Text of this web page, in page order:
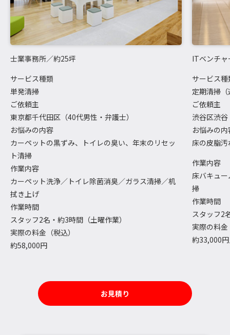
士業事務所／約25坪
サービス種類
単発清掃
ご依頼主
東京都千代田区（40代男性・弁護士）
お悩みの内容
カーペットの黒ずみ、トイレの臭い、年末のリセッ
ト清掃
作業内容
カーペット洗浄／トイレ除菌消臭／ガラス清掃／机
拭き上げ
作業時間
スタッフ2名・約3時間（土曜作業）
実際の料金（税込）
約58,000円
ITベンチ
サービス種
定期清掃
ご依頼主
渋谷区渋
お悩みの内
床の皮脂
作業内容
床バキュ
掃
作業時間
スタッフ2
実際の料
約33,000
お見積り